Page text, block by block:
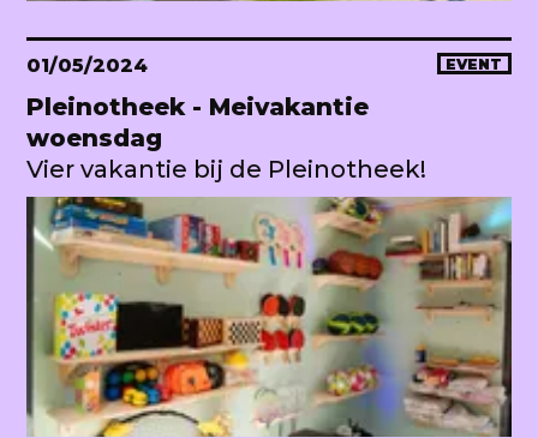
01/05/2024 EVENT
Pleinotheek - Meivakantie
woensdag
Vier vakantie bij de Pleinotheek!